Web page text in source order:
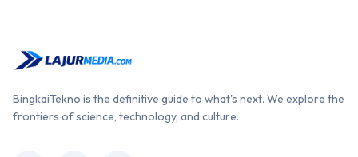
BingkaiTekno is the definitive guide to what's next. We explore the
frontiers of science, technology, and culture.